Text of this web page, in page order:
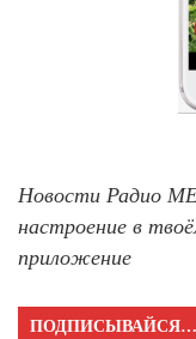
Новости Радио
настроение в
приложение
ПОДПИСЫВАЙСЯ…